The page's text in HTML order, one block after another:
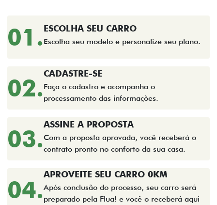
01.ESCOLHA SEU CARRO
Escolha seu modelo e personalize seu plano.
02.
CADASTRE-SE
Faça o cadastro e acompanha o
processamento das informações.
03.
ASSINE A PROPOSTA
Com a proposta aprovada, você receberá o
contrato pronto no conforto da sua casa.
04.
APROVEITE SEU CARRO 0KM
Após conclusão do processo, seu carro será
preparado pela Flua! e você o receberá aqui